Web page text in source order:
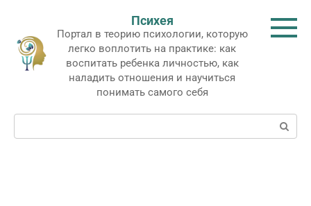
контенту
Психея
Портал в теорию психологии, которую
легко воплотить на практике: как
воспитать ребенка личностью, как
наладить отношения и научиться
понимать самого себя
Поиск: